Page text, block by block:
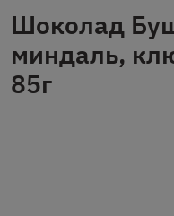
Шоколад
миндаль,
85г